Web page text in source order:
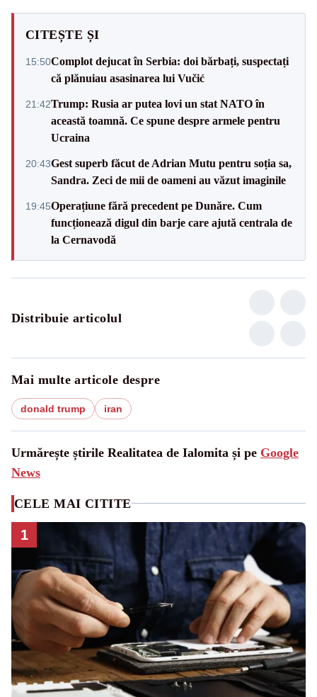
CITEȘTE ȘI
15:50Complot dejucat în Serbia: doi bărbați, suspectați
că plănuiau asasinarea lui Vučić
21:42Trump: Rusia ar putea lovi un stat NATO în
această toamnă. Ce spune despre armele pentru
Ucraina
20:43Gest superb făcut de Adrian Mutu pentru soția sa,
Sandra. Zeci de mii de oameni au văzut imaginile
19:45Operațiune fără precedent pe Dunăre. Cum
funcționează digul din barje care ajută centrala de
la Cernavodă
Distribuie articolul
Mai multe articole despre
donald trump iran
Urmărește știrile Realitatea de Ialomita și pe Google
News
CELE MAI CITITE
1